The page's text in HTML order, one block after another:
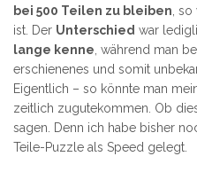
bei 500 Teilen zu bleiben ,
ist. Der Unterschied war
lange kenne , während man
erschienenes und somit
Eigentlich – so könnte man
zeitlich zugutekommen. Ob
sagen. Denn ich habe bisher
Teile-Puzzle als Speed gelegt.